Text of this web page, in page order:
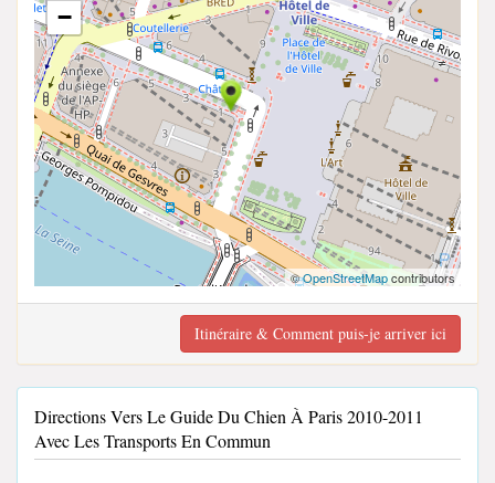
−
©OpenStreetMapcontributors
Itinéraire & Comment puis-je arriver ici
Directions Vers Le Guide Du Chien À Paris 2010-2011
Avec Les Transports En Commun